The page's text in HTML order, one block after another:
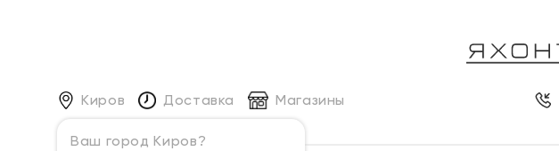
Киров
Ваш город Киров?
Доставка Магазины